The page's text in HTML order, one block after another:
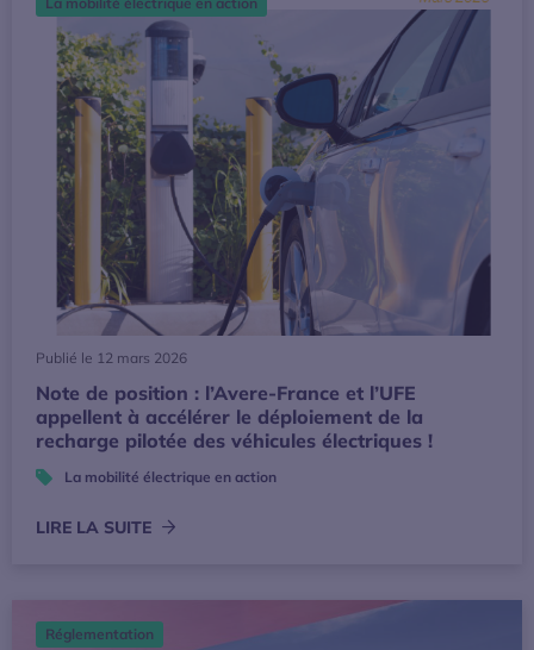
Publié le 12 mars 2026
Note de position : l’Avere-France et l’UFE
appellent à accélérer le déploiement de la
recharge pilotée des véhicules électriques !
La mobilité électrique en action
LIRE LA SUITE
Ce qui change en 2026 pour la mobilité électrique
Réglementation